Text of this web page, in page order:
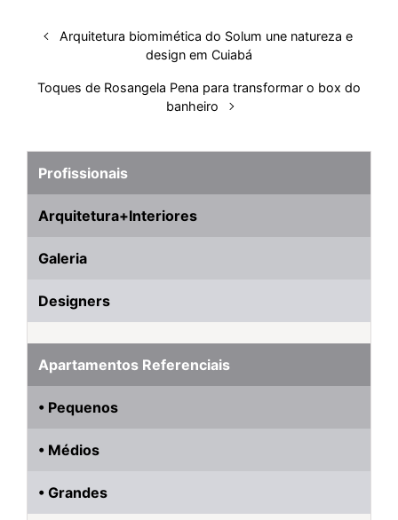
Arquitetura biomimética do Solum une natureza e
design em Cuiabá
Toques de Rosangela Pena para transformar o box do
banheiro
Profissionais
Arquitetura+Interiores
Galeria
Designers
Apartamentos Referenciais
• Pequenos
• Médios
• Grandes